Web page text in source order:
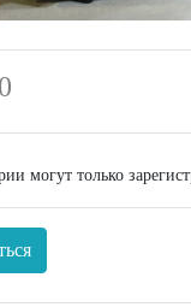
0
могут только